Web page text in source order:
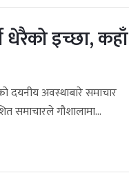
धेरैको इच्छा, कहाँ
दयनीय अवस्थाबारे समाचार
समाचारले गौशालामा...